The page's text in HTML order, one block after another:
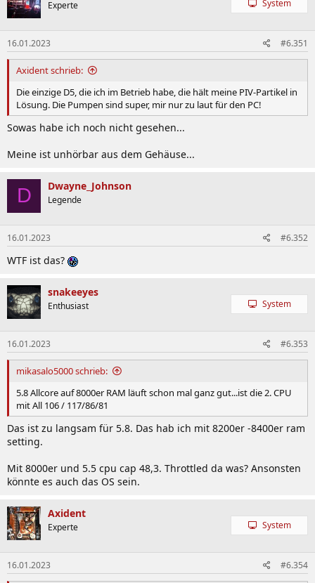
i
o
n
e
n
:
Experte System
16.01.2023 #6.351
Axident schrieb:
Die einzige D5, die ich im Betrieb habe, die hält meine PIV-Partikel in
Lösung. Die Pumpen sind super, mir nur zu laut für den PC!
Sowas habe ich noch nicht gesehen...
Meine ist unhörbar aus dem Gehäuse...
D Dwayne_Johnson
Legende
16.01.2023 #6.352
WTF ist das?
snakeeyes
Enthusiast System
16.01.2023 #6.353
mikasalo5000 schrieb:
5.8 Allcore auf 8000er RAM läuft schon mal ganz gut...ist die 2. CPU
mit All 106 / 117/86/81
Das ist zu langsam für 5.8. Das hab ich mit 8200er -8400er ram
setting.
Mit 8000er und 5.5 cpu cap 48,3. Throttled da was? Ansonsten
könnte es auch das OS sein.
Axident
Experte System
16.01.2023 #6.354